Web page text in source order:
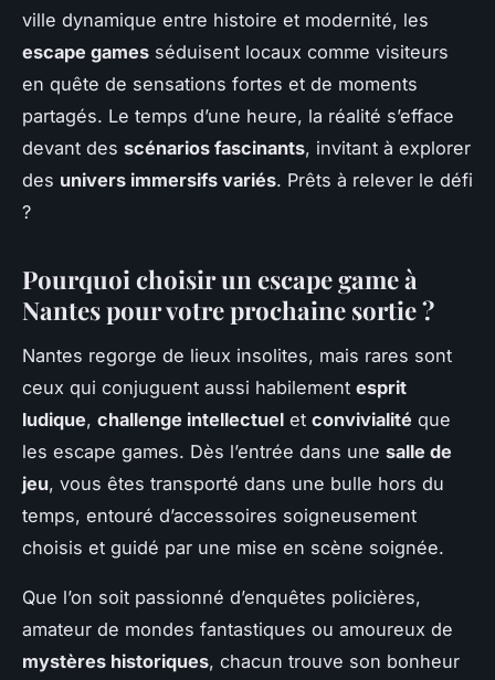
ville dynamique entre histoire et modernité, les
escape games séduisent locaux comme visiteurs
en quête de sensations fortes et de moments
partagés. Le temps d’une heure, la réalité s’efface
devant des scénarios fascinants, invitant à explorer
des univers immersifs variés. Prêts à relever le défi
?
Pourquoi choisir un escape game à
Nantes pour votre prochaine sortie ?
Nantes regorge de lieux insolites, mais rares sont
ceux qui conjuguent aussi habilement esprit
ludique, challenge intellectuel et convivialité que
les escape games. Dès l’entrée dans une salle de
jeu, vous êtes transporté dans une bulle hors du
temps, entouré d’accessoires soigneusement
choisis et guidé par une mise en scène soignée.
Que l’on soit passionné d’enquêtes policières,
amateur de mondes fantastiques ou amoureux de
mystères historiques, chacun trouve son bonheur